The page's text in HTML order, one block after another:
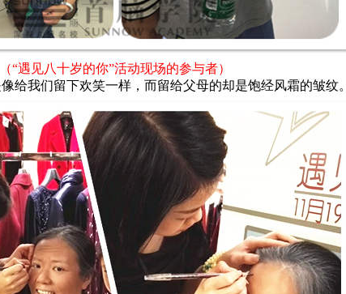
（“遇见八十岁的你”活动现场的参与者）
我们留下欢笑一样，而留给父母的却是饱经风霜的皱纹。